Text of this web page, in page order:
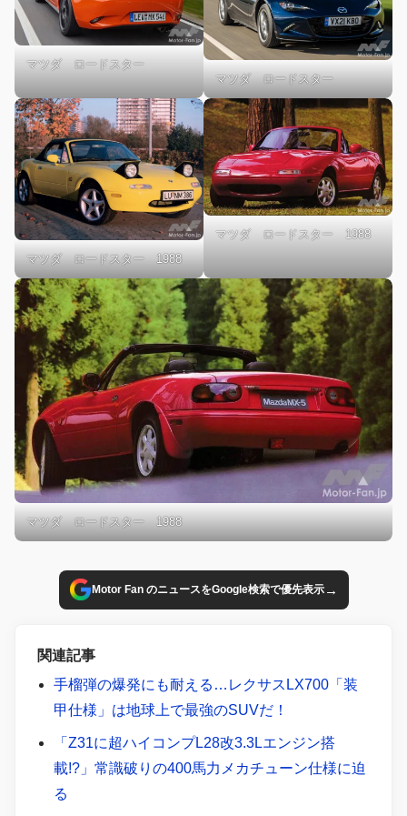
マツダ ロードスター
マツダ ロードスター
マツダ ロードスター 1988
マツダ ロードスター 1988
マツダ ロードスター 1988
Motor Fan のニュースをGoogle検索で優先表示→
関連記事
手榴弾の爆発にも耐える…レクサスLX700「装
甲仕様」は地球上で最強のSUVだ！
「Z31に超ハイコンプL28改3.3Lエンジン搭
載!?」常識破りの400馬力メカチューン仕様に迫
る